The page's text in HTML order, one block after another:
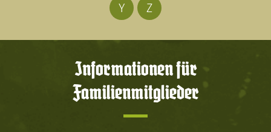
Y
Z
Informationen für
Familienmitglieder